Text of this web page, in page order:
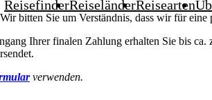
ReisefinderReiseländerReisearten
bitten Sie um Verständnis, dass wir für
Ihrer finalen Zahlung erhalten Sie bis
verwenden.